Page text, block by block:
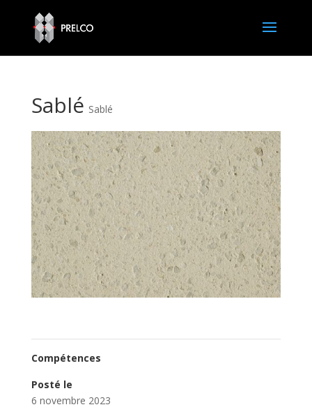
Sablé Sablé
Compétences
Posté le
6 novembre 2023